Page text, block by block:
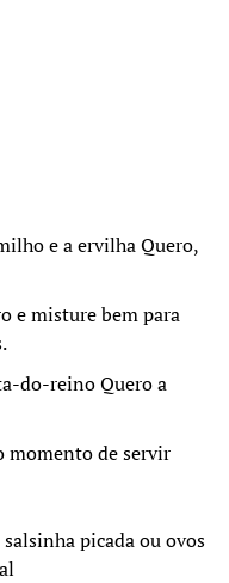
e a ervilha Quero,
e misture bem para
do-reino Quero a
momento de servir
picada ou ovos